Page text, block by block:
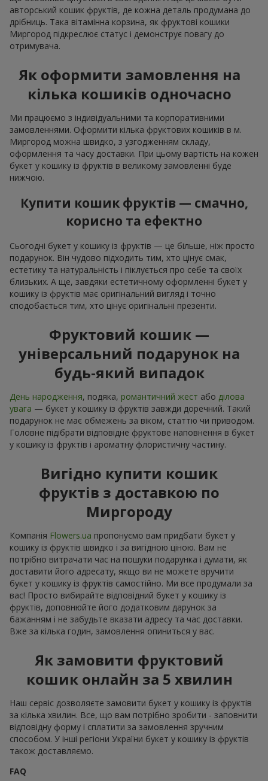
авторський кошик фруктів, де кожна деталь продумана до
дрібниць. Така вітамінна корзина, як фруктові кошики
Миргород підкреслює статус і демонструє повагу до
отримувача.
Як оформити замовлення на
кілька кошиків одночасно
Ми працюємо з індивідуальними та корпоративними
замовленнями. Оформити кілька фруктових кошиків в м.
Миргород можна швидко, з узгодженням складу,
оформлення та часу доставки. При цьому вартість на кожен
букет у кошику із фруктів в великому замовленні буде
нижчою.
Купити кошик фруктів — смачно,
корисно та ефектно
Сьогодні букет у кошику із фруктів — це більше, ніж просто
подарунок. Він чудово підходить тим, хто цінує смак,
естетику та натуральність і піклується про себе та своїх
близьких. А ще, завдяки естетичному оформленні букет у
кошику із фруктів має оригінальний вигляд і точно
сподобається тим, хто цінує оригінальні презенти.
Фруктовий кошик —
універсальний подарунок на
будь-який випадок
День народження, подяка, романтичний жест або ділова
увага — букет у кошику із фруктів завжди доречний. Такий
подарунок не має обмежень за віком, статтю чи приводом.
Головне підібрати відповідне фруктове наповнення в букет
у кошику із фруктів і ароматну флористичну частину.
Вигідно купити кошик
фруктів з доставкою по
Миргороду
Компанія Flowers.ua пропонуємо вам придбати букет у
кошику із фруктів швидко і за вигідною ціною. Вам не
потрібно витрачати час на пошуки подарунка і думати, як
доставити його адресату, якщо ви не можете вручити
букет у кошику із фруктів самостійно. Ми все продумали за
вас! Просто вибирайте відповідний букет у кошику із
фруктів, доповнюйте його додатковим дарунок за
бажанням і не забудьте вказати адресу та час доставки.
Вже за кілька годин, замовлення опиниться у вас.
Як замовити фруктовий
кошик онлайн за 5 хвилин
Наш сервіс дозволяєте замовити букет у кошику із фруктів
за кілька хвилин. Все, що вам потрібно зробити - заповнити
відповідну форму і сплатити за замовлення зручним
способом. У інші регіони України букет у кошику із фруктів
також доставляємо.
FAQ